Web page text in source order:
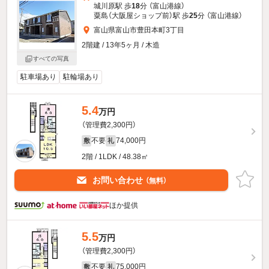
すべての写真
城川原駅 歩18分 （富山港線）
粟島（大阪屋ショップ前）駅 歩25分 （富山港線）
富山県富山市豊田本町3丁目
2階建 / 13年5ヶ月 / 木造
駐車場あり 駐輪場あり
5.4万円
（管理費2,300円）
敷 不要 礼 74,000円
2階 / 1LDK / 48.38㎡
お問い合わせ （無料）
ほか提供
5.5万円
（管理費2,300円）
敷 不要 礼 75,000円